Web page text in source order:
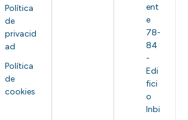
Política
de
privacid
ad
Política
de
cookies
ent
e
78-
84
-
Edi
fici
o
Inbi